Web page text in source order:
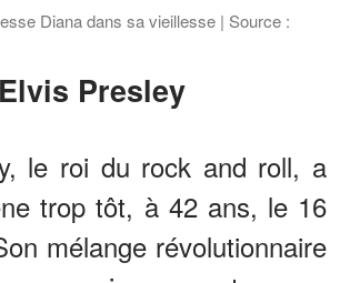
Diana dans sa vieillesse | Source :
Elvis Presley
le roi du rock and roll, a
trop tôt, à 42 ans, le 16
mélange révolutionnaire